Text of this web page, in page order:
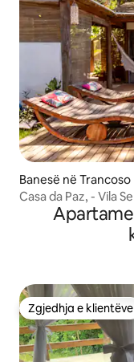
Banesë në Trancoso
Casa da Paz, - Vila
Zgjedhja e klientëve
Zgjedhja e klientëve